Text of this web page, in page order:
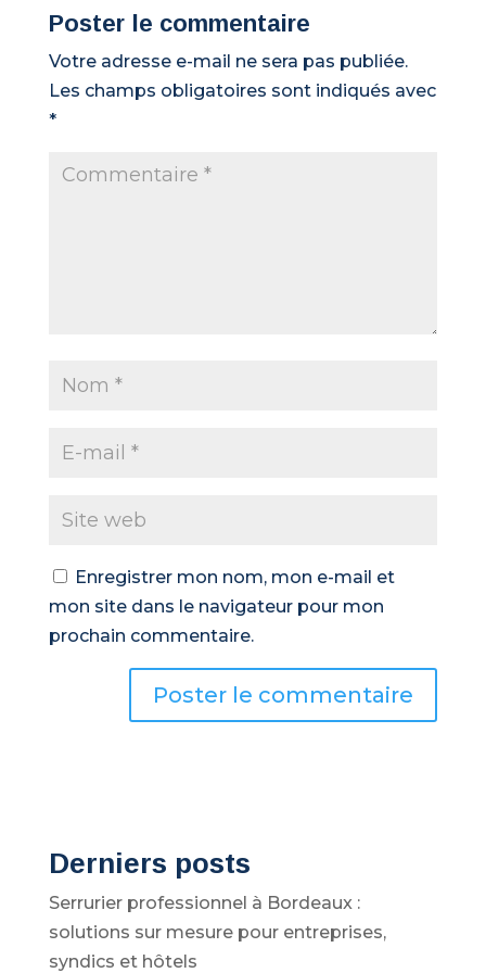
Poster le commentaire
Votre adresse e-mail ne sera pas publiée.
Les champs obligatoires sont indiqués avec
*
Enregistrer mon nom, mon e-mail et
mon site dans le navigateur pour mon
prochain commentaire.
r
a
t
Derniers posts
Serrurier professionnel à Bordeaux :
solutions sur mesure pour entreprises,
syndics et hôtels